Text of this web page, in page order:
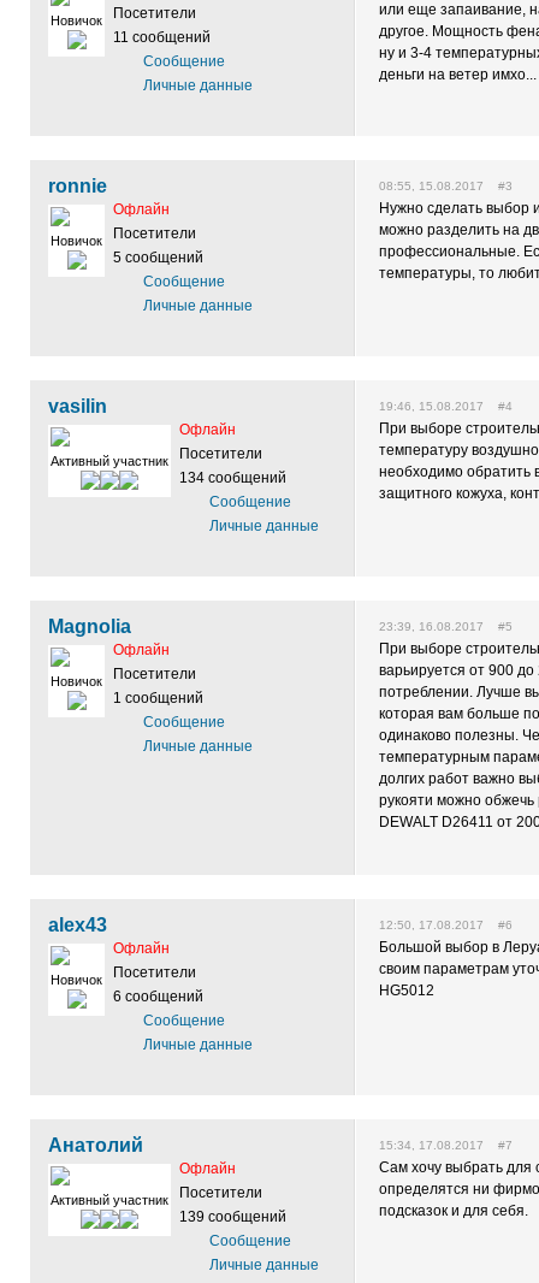
Новичок
Посетители
11 сообщений
Сообщение
Личные данные
или еще запаивание,
другое. Мощность
ну и 3-4
деньги на ветер имхо...
ronnie
Новичок
Офлайн
Посетители
5 сообщений
Сообщение
Личные данные
08:55, 15.08.2017 #3
Нужно сделать выбор
можно разделить на
профессиональные.
температуры, то
vasilin
Активный участник
Офлайн
Посетители
134 сообщений
Сообщение
Личные данные
19:46, 15.08.2017 #4
При выборе
температуру
необходимо обратить
защитного кожуха,
Magnolia
Новичок
Офлайн
Посетители
1 сообщений
Сообщение
Личные данные
23:39, 16.08.2017 #5
При выборе
варьируется от 900
потреблении. Лучше
которая вам больше
одинаково полезны.
температурным
долгих работ важно
рукояти можно
DEWALT D26411 от
alex43
Новичок
Офлайн
Посетители
6 сообщений
Сообщение
Личные данные
12:50, 17.08.2017 #6
Большой выбор в
своим параметрам
HG5012
Анатолий
Активный участник
Офлайн
Посетители
139 сообщений
Сообщение
Личные данные
15:34, 17.08.2017 #7
Сам хочу выбрать для
определятся ни
подсказок и для себя.